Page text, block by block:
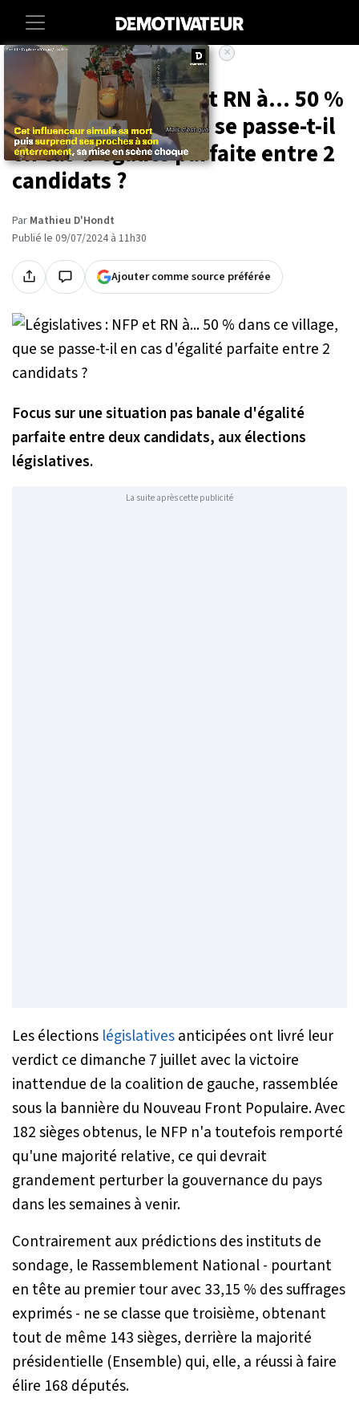
Societe Lifestyle
Législatives : NFP et RN à... 50 %
dans ce village, que se passe-t-il
en cas d'égalité parfaite entre 2
candidats ?
Par Mathieu D'Hondt
Publié le 09/07/2024 à 11h30
Ajouter comme source préférée
Focus sur une situation pas banale d'égalité
parfaite entre deux candidats, aux élections
législatives.
La suite après cette publicité
Les élections législativesanticipées ont livré leur
verdict ce dimanche 7 juillet avec la victoire
inattendue de la coalition de gauche, rassemblée
sous la bannière du Nouveau Front Populaire. Avec
182 sièges obtenus, le NFP n'a toutefois remporté
qu'une majorité relative, ce qui devrait
grandement perturber la gouvernance du pays
dans les semaines à venir.
Contrairement aux prédictions des instituts de
sondage, le Rassemblement National - pourtant
en tête au premier tour avec 33,15 % des suffrages
exprimés - ne se classe que troisième, obtenant
tout de même 143 sièges, derrière la majorité
présidentielle (Ensemble) qui, elle, a réussi à faire
élire 168 députés.
×